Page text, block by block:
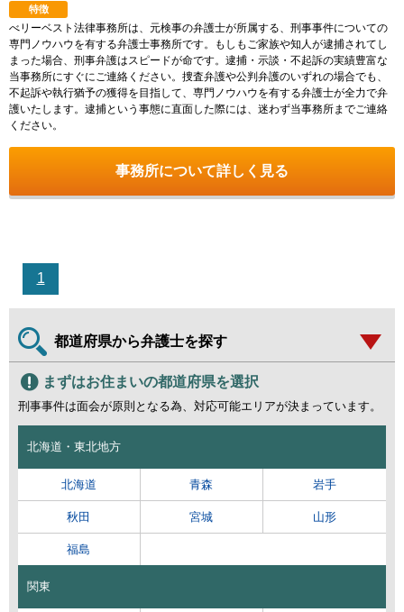
特徴
べリーベスト法律事務所は、元検事の弁護士が所属する、刑事事件についての
専門ノウハウを有する弁護士事務所です。もしもご家族や知人が逮捕されてし
まった場合、刑事弁護はスピードが命です。逮捕・示談・不起訴の実績豊富な
当事務所にすぐにご連絡ください。捜査弁護や公判弁護のいずれの場合でも、
不起訴や執行猶予の獲得を目指して、専門ノウハウを有する弁護士が全力で弁
護いたします。逮捕という事態に直面した際には、迷わず当事務所までご連絡
ください。
事務所について詳しく見る
1
都道府県から弁護士を探す
まずはお住まいの都道府県を選択
刑事事件は面会が原則となる為、対応可能エリアが決まっています。
北海道・東北地方
北海道 青森 岩手
秋田 宮城 山形
福島
関東